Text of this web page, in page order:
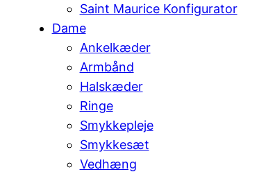
Saint Maurice Konfigurator
Dame
Ankelkæder
Armbånd
Halskæder
Ringe
Smykkepleje
Smykkesæt
Vedhæng